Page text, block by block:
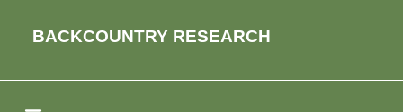
BACKCOUNTRY RESEARCH